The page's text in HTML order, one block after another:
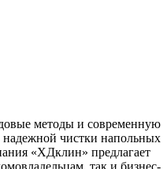
методы и современную
надежной чистки напольных
«ХДклин» предлагает
так и бизнес-